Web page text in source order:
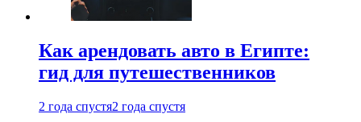
Как арендовать авто в Египте:
гид для путешественников
2 года спустя2 года спустя